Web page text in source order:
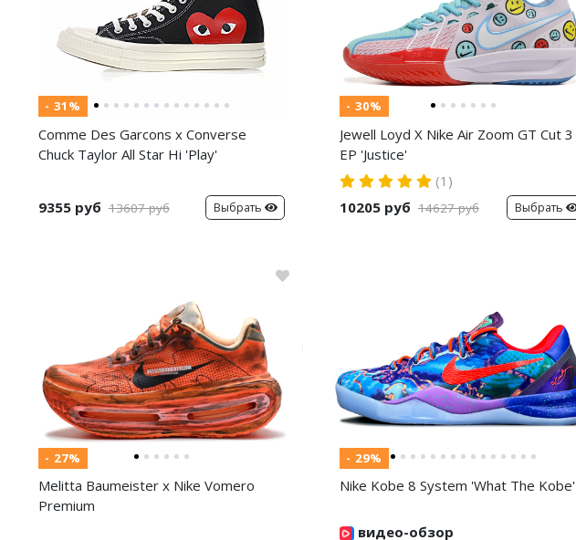
- 31%
Comme Des Garcons x Converse
Chuck Taylor All Star Hi 'Play'
9355 руб 13607 руб Выбрать
- 30%
Jewell Loyd X Nike Air Zoom GT Cut 3
EP 'Justice'
(1)
10205 руб 14627 руб Выбрать
- 27%
Melitta Baumeister x Nike Vomero
Premium
- 29%
Nike Kobe 8 System 'What The Kobe'
видео-обзор